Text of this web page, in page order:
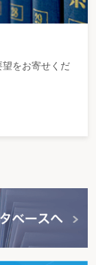
をお寄せくだ